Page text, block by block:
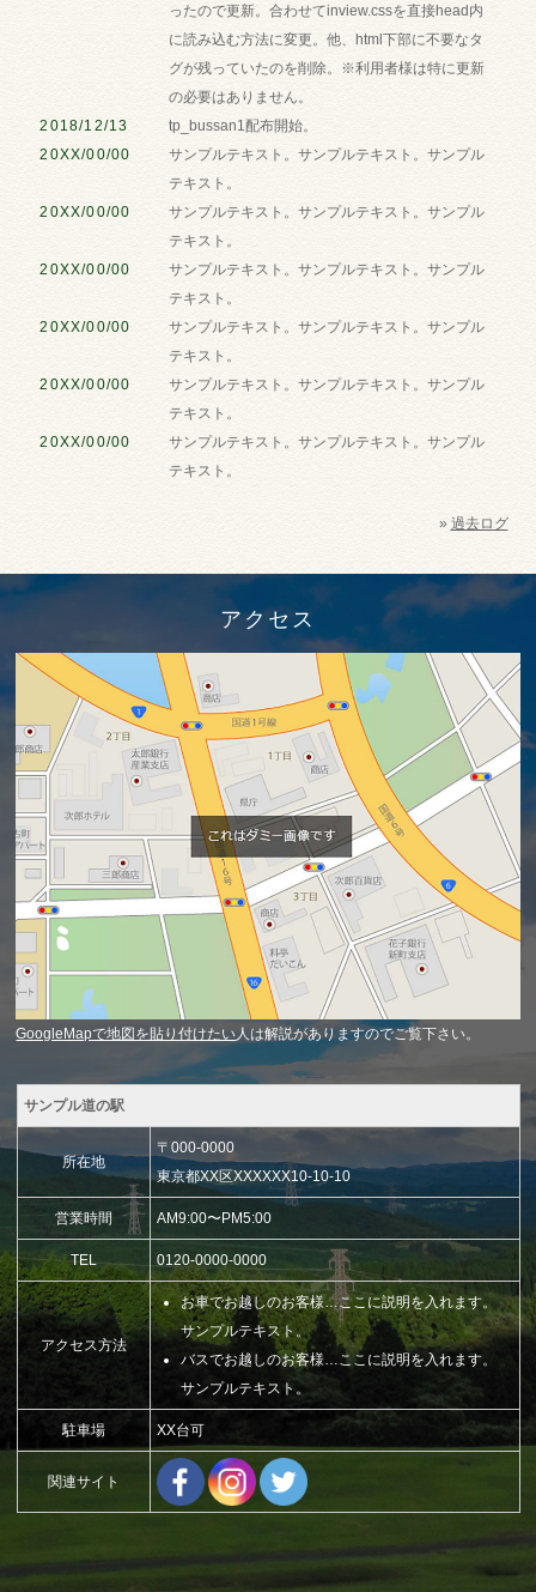
ったので更新。合わせてinview.cssを直接head内
に読み込む方法に変更。他、html下部に不要なタ
グが残っていたのを削除。※利用者様は特に更新
の必要はありません。
2018/12/13
tp_bussan1配布開始。
20XX/00/00
サンプルテキスト。サンプルテキスト。サンプル
テキスト。
20XX/00/00
サンプルテキスト。サンプルテキスト。サンプル
テキスト。
20XX/00/00
サンプルテキスト。サンプルテキスト。サンプル
テキスト。
20XX/00/00
サンプルテキスト。サンプルテキスト。サンプル
テキスト。
20XX/00/00
サンプルテキスト。サンプルテキスト。サンプル
テキスト。
20XX/00/00
サンプルテキスト。サンプルテキスト。サンプル
テキスト。
» 過去ログ
アクセス
GoogleMapで地図を貼り付けたい 人は解説がありますのでご覧下さい。
サンプル道の駅
所在地
〒000-0000
東京都XX区XXXXXX10-10-10
営業時間 AM9:00〜PM5:00
TEL 0120-0000-0000
アクセス方法
お車でお越しのお客様…ここに説明を入れます。
サンプルテキスト。
バスでお越しのお客様…ここに説明を入れます。
サンプルテキスト。
駐車場 XX台可
関連サイト